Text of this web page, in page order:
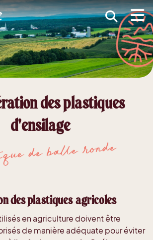
économique )
)
nouveaux arrivants )
des plastiques
d'ensilage
de balle ronde
des plastiques agricoles
en agriculture doivent être
de manière adéquate pour éviter